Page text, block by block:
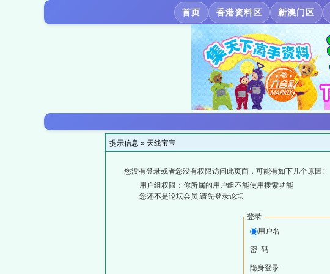
首页 香港资料区 新澳门区
提示信息 » 天线宝宝
您没有登录或者您没有权限访问此页面，可能有如下几个原因:
用户组权限：你所属的用户组不能使用搜索功能
您还不是论坛会员,请先登录论坛
登录
用户名
密 码
隐身登录